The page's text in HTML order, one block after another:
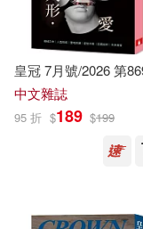
Kathleen(2819)
Ashley(2816)
知識產權出版
Wheeler Pub
Penguin
皇冠 7月號/2026 第
中文雜誌
95 折 $189 $199